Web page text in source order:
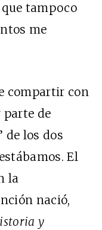
tampoco
me
compartir con
parte de
de los dos
El
la
nació,
y